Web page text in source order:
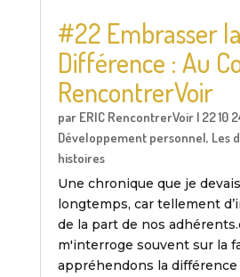
#22 Embrasser la
Différence : Au
RencontrerVoir
par ERIC RencontrerVoir| 22 10
Développement personnel, Les
histoires
Une chronique que je
longtemps, car tellement
de la part de nos
m'interroge souvent sur la
appréhendons la différence